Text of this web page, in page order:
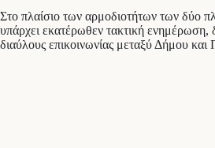
Στο πλαίσιο των αρμοδιοτήτων των δύο
υπάρχει εκατέρωθεν τακτική ενημέρωση,
διαύλους επικοινωνίας μεταξύ Δήμου και